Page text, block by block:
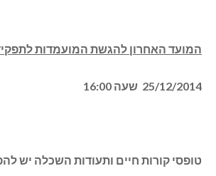
המועד האחרון להגשת המועמדות
25/12/2014 שעה 16:00
טופסי קורות חיים ותעודות השכלה יש